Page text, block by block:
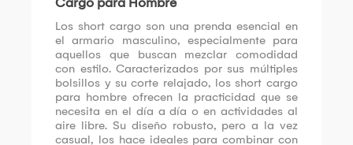
Los short cargo son una prenda esencial en
el armario masculino, especialmente para
aquellos que buscan mezclar comodidad
con estilo. Caracterizados por sus múltiples
bolsillos y su corte relajado, los short cargo
para hombre ofrecen la practicidad que se
necesita en el día a día o en actividades al
aire libre. Su diseño robusto, pero a la vez
casual, los hace ideales para combinar con